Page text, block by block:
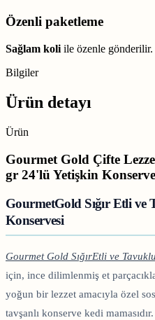
Özenli paketleme
Sağlam koli ile özenle gönderilir.
Bilgiler
Ürün detayı
Ürün
Gourmet Gold Çifte
gr 24'lü Yetişkin
GourmetGold Sığır Etli
Konservesi
Gourmet Gold SığırEtli ve
için, ince dilimlenmiş et
yoğun bir lezzet amacıyla özel
tavşanlı konserve kedi mamasıdır.